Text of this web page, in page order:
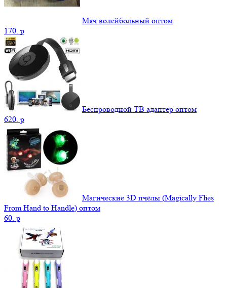
Мяч волейбольный оптом
170. p
Беспроводной ТВ адаптер оптом
620. p
Магические 3D пчёлы (Magically Flies
From Hand to Handle) оптом
60. p